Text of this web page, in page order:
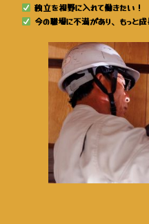
独立を視野に入れて働きたい！
今の職場に不満があり、もっと